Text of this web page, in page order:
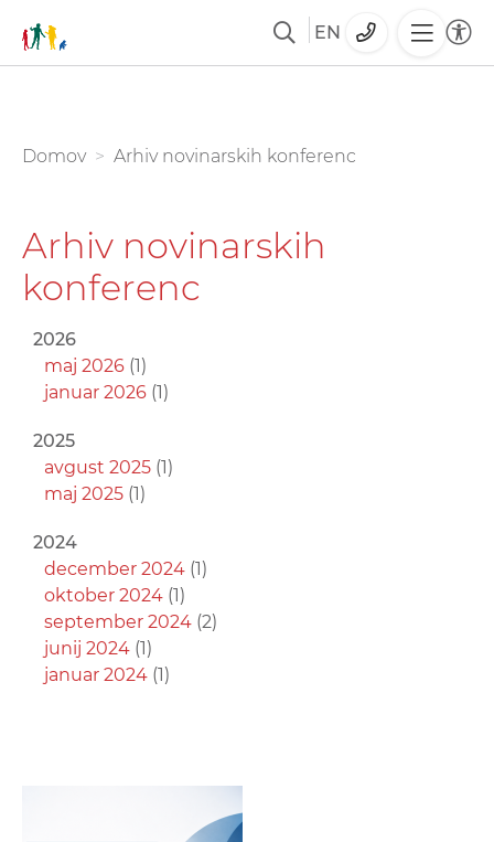
glavno
EN
You are here:
Domov Arhiv novinarskih konferenc
Arhiv novinarskih
konferenc
2026
maj 2026 (1)
januar 2026 (1)
2025
avgust 2025 (1)
maj 2025 (1)
2024
december 2024 (1)
oktober 2024 (1)
september 2024 (2)
junij 2024 (1)
januar 2024 (1)